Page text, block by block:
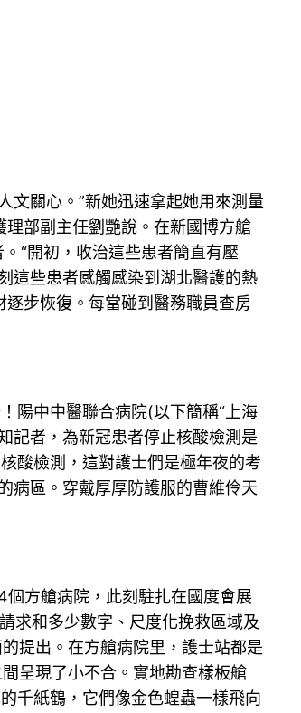
文關心。”新她迅速拿起她用來測量
部副主任劉艷說。在新國博方艙
“開初，收治這些患者簡直有壓
這些患者感觸感染到湖北醫護的熱
步恢復。每當碰到醫務職員查房
陽中中醫聯合病院(以下簡稱“上海
記者，為新冠患者停止核酸檢測是
酸檢測，這對護士們是極年夜的考
病區。穿戴厚厚防護服的曹維伶天
方艙病院，此刻駐扎在國度會展
求和多少數字、尺度化挽救區域及
提出。在方艙病院里，護士站都是
呈現了小不合。實地勘查樣板艙
千紙鶴，它們像金色蝗蟲一樣飛向